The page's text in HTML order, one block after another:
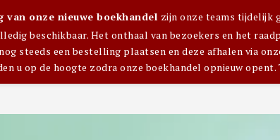
onze nieuwe boekhandel zijn onze teams tijdelijk
beschikbaar. Het onthaal van bezoekers en het
steeds een bestelling plaatsen en deze afhalen via
u op de hoogte zodra onze boekhandel opnieuw